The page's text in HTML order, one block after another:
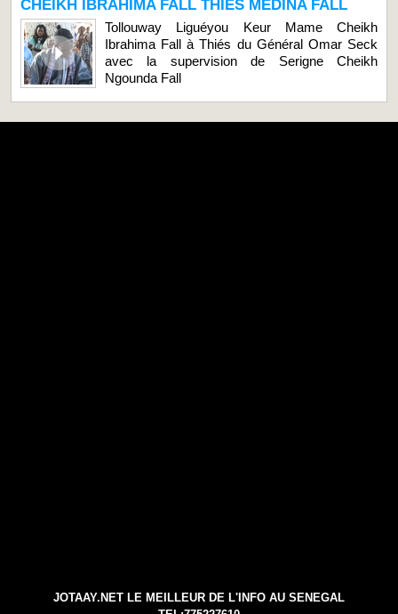
CHEIKH IBRAHIMA FALL THIES MEDINA FALL
Tollouway Liguéyou Keur Mame Cheikh
Ibrahima Fall à Thiés du Général Omar Seck
avec la supervision de Serigne Cheikh
Ngounda Fall
JOTAAY.NET LE MEILLEUR DE L'INFO AU SENEGAL